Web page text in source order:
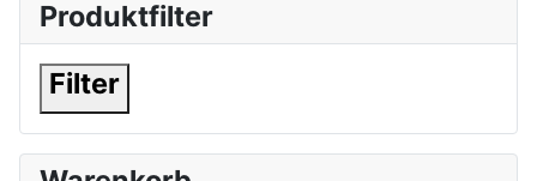
Produktfilter
Filter